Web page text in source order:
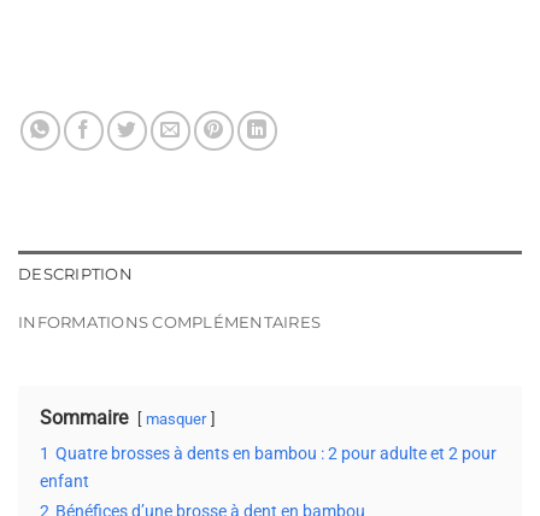
DESCRIPTION
INFORMATIONS COMPLÉMENTAIRES
Sommaire masquer
1 Quatre brosses à dents en bambou : 2 pour adulte et 2 pour
enfant